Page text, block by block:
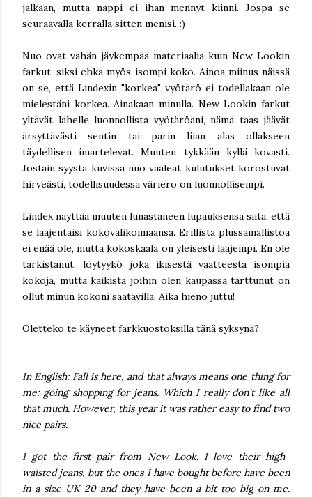
jalkaan, mutta nappi ei ihan mennyt kiinni. Jospa se
seuraavalla kerralla sitten menisi. :)
Nuo ovat vähän jäykempää materiaalia kuin New Lookin
farkut, siksi ehkä myös isompi koko. Ainoa miinus näissä
on se, että Lindexin "korkea" vyötärö ei todellakaan ole
mielestäni korkea. Ainakaan minulla. New Lookin farkut
yltävät lähelle luonnollista vyötäröäni, nämä taas jäävät
ärsyttävästi sentin tai parin liian alas ollakseen
täydellisen imartelevat. Muuten tykkään kyllä kovasti.
Jostain syystä kuvissa nuo vaaleat kulutukset korostuvat
hirveästi, todellisuudessa väriero on luonnollisempi.
Lindex näyttää muuten lunastaneen lupauksensa siitä, että
se laajentaisi kokovalikoimaansa. Erillistä plussamallistoa
ei enää ole, mutta kokoskaala on yleisesti laajempi. En ole
tarkistanut, löytyykö joka ikisestä vaatteesta isompia
kokoja, mutta kaikista joihin olen kaupassa tarttunut on
ollut minun kokoni saatavilla. Aika hieno juttu!
Oletteko te käyneet farkkuostoksilla tänä syksynä?
In English: Fall is here, and that always means one thing for
me: going shopping for jeans. Which I really don't like all
that much. However, this year it was rather easy to find two
nice pairs.
I got the first pair from New Look. I love their high-
waisted jeans, but the ones I have bought before have been
in a size UK 20 and they have been a bit too big on me.